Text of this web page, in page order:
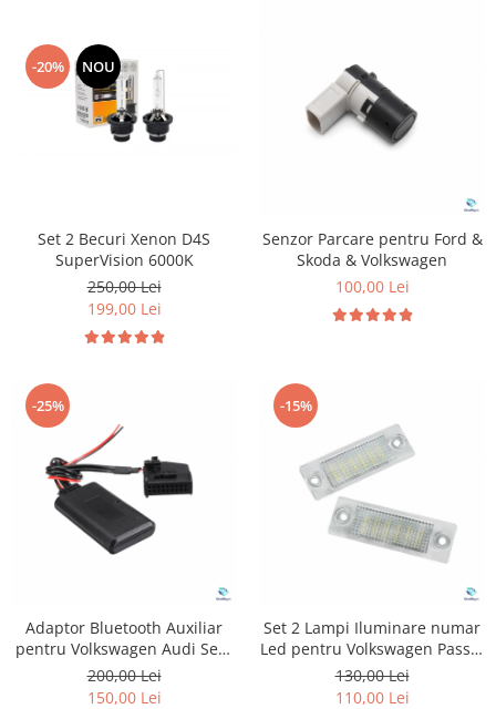
-20% NOU
Set 2 Becuri Xenon D4S
SuperVision 6000K
250,00 Lei
199,00 Lei
Senzor Parcare pentru Ford &
Skoda & Volkswagen
100,00 Lei
-25%
Adaptor Bluetooth Auxiliar
pentru Volkswagen Audi Seat
Skoda
200,00 Lei
150,00 Lei
-15%
Set 2 Lampi Iluminare numar
Led pentru Volkswagen Passat
Skoda Superb
130,00 Lei
110,00 Lei